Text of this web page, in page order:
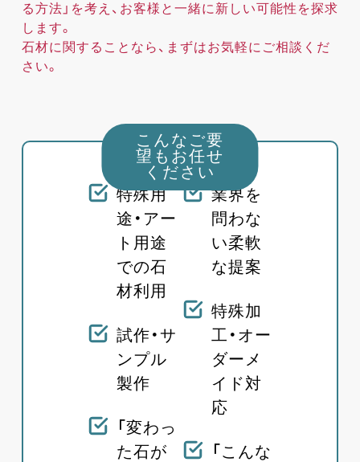
る方法」を考え、お客様と一緒に新しい可能性を探求
します。
石材に関することなら、まずはお気軽にご相談くだ
さい。
こんなご要
望もお任せ
ください
特殊用
途・アー
ト用途
での石
材利用
試作・サ
ンプル
製作
「変わっ
た石が
業界を
問わな
い柔軟
な提案
特殊加
工・オー
ダーメ
イド対
応
「こんな